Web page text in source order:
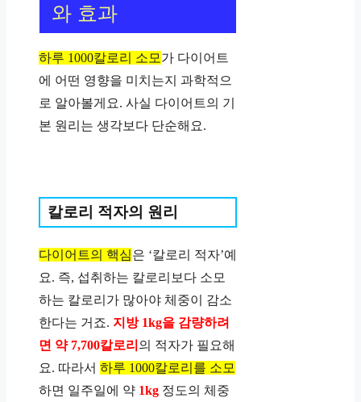
와 효과
하루 1000칼로리 소모 가 다이어트
에 어떤 영향을 미치는지 과학적으
로 알아볼게요. 사실 다이어트의 기
본 원리는 생각보다 단순해요.
칼로리 적자의 원리
다이어트의 핵심은 ‘칼로리 적자’예
요. 즉, 섭취하는 칼로리보다 소모
하는 칼로리가 많아야 체중이 감소
한다는 거죠. 지방 1kg을 감량하려
면 약 7,700칼로리 의 적자가 필요해
요. 따라서 하루 1000칼로리를 소모
하면 일주일에 약 1kg 정도의 체중